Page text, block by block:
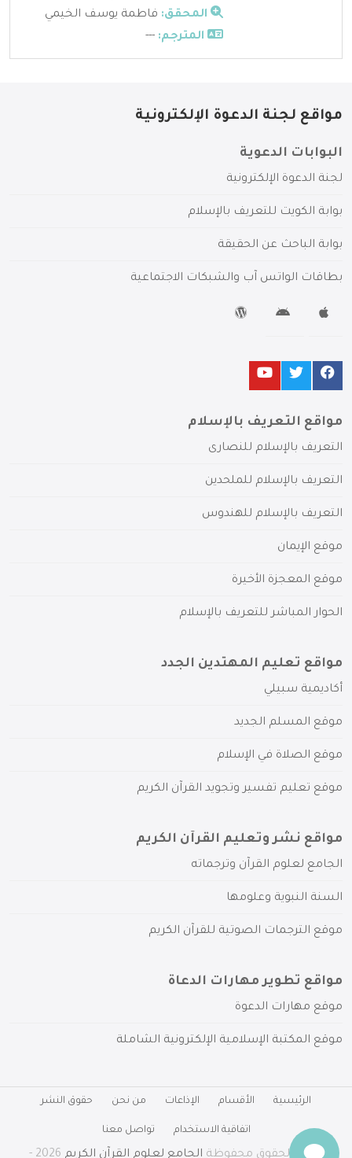
المحقق: فاطمة يوسف الخيمي
المترجم: ---
مواقع لجنة الدعوة الإلكترونية
البوابات الدعوية
لجنة الدعوة الإلكترونية
بوابة الكويت للتعريف بالإسلام
بوابة الباحث عن الحقيقة
بطاقات الواتس آب والشبكات الاجتماعية
مواقع التعريف بالإسلام
التعريف بالإسلام للنصارى
التعريف بالإسلام للملحدين
التعريف بالإسلام للهندوس
موقع الإيمان
موقع المعجزة الأخيرة
الحوار المباشر للتعريف بالإسلام
مواقع تعليم المهتدين الجدد
أكاديمية سبيلي
موقع المسلم الجديد
موقع الصلاة في الإسلام
موقع تعليم تفسير وتجويد القرآن الكريم
مواقع نشر وتعليم القرآن الكريم
الجامع لعلوم القرآن وترجماته
السنة النبوية وعلومها
موقع الترجمات الصوتية للقرآن الكريم
مواقع تطوير مهارات الدعاة
موقع مهارات الدعوة
موقع المكتبة الإسلامية الإلكترونية الشاملة
الرئيسية الأقسام الإذاعات من نحن حقوق النشر
اتفاقية الاستخدام تواصل معنا
جميع الحقوق محفوظة الجامع لعلوم القرآن الكريم 2026 -